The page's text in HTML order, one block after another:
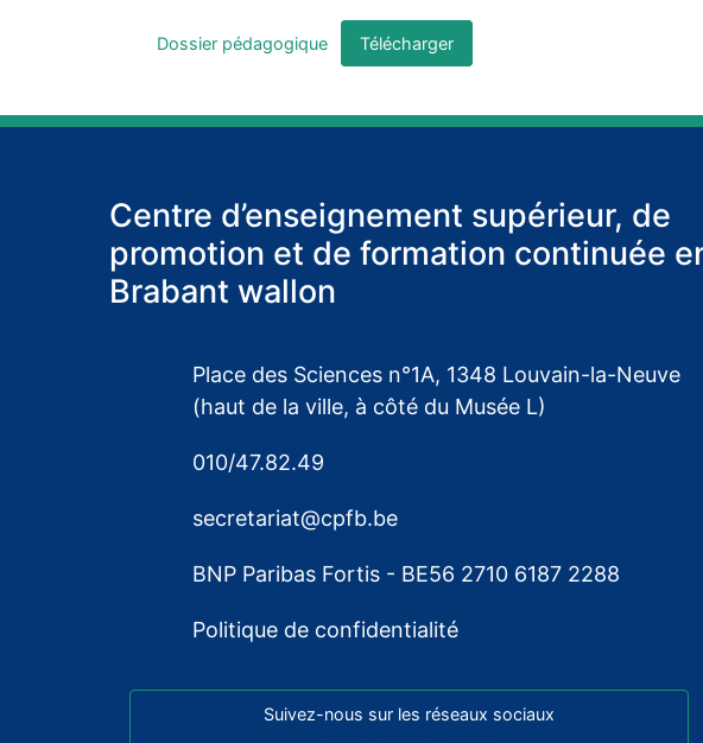
Dossier pédagogique Télécharger
Centre d’enseignement supérieur, de
promotion et de formation continuée
Brabant wallon
Place des Sciences n°1A, 1348 Louvain-la-Neuve
(haut de la ville, à côté du Musée L)
010/47.82.49
secretariat@cpfb.be
BNP Paribas Fortis - BE56 2710 6187 2288
Politique de confidentialité
Suivez-nous sur les réseaux sociaux